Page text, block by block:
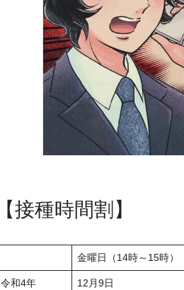
【接種時間割】
金曜日（14時～15時）
令和4年 12月9日